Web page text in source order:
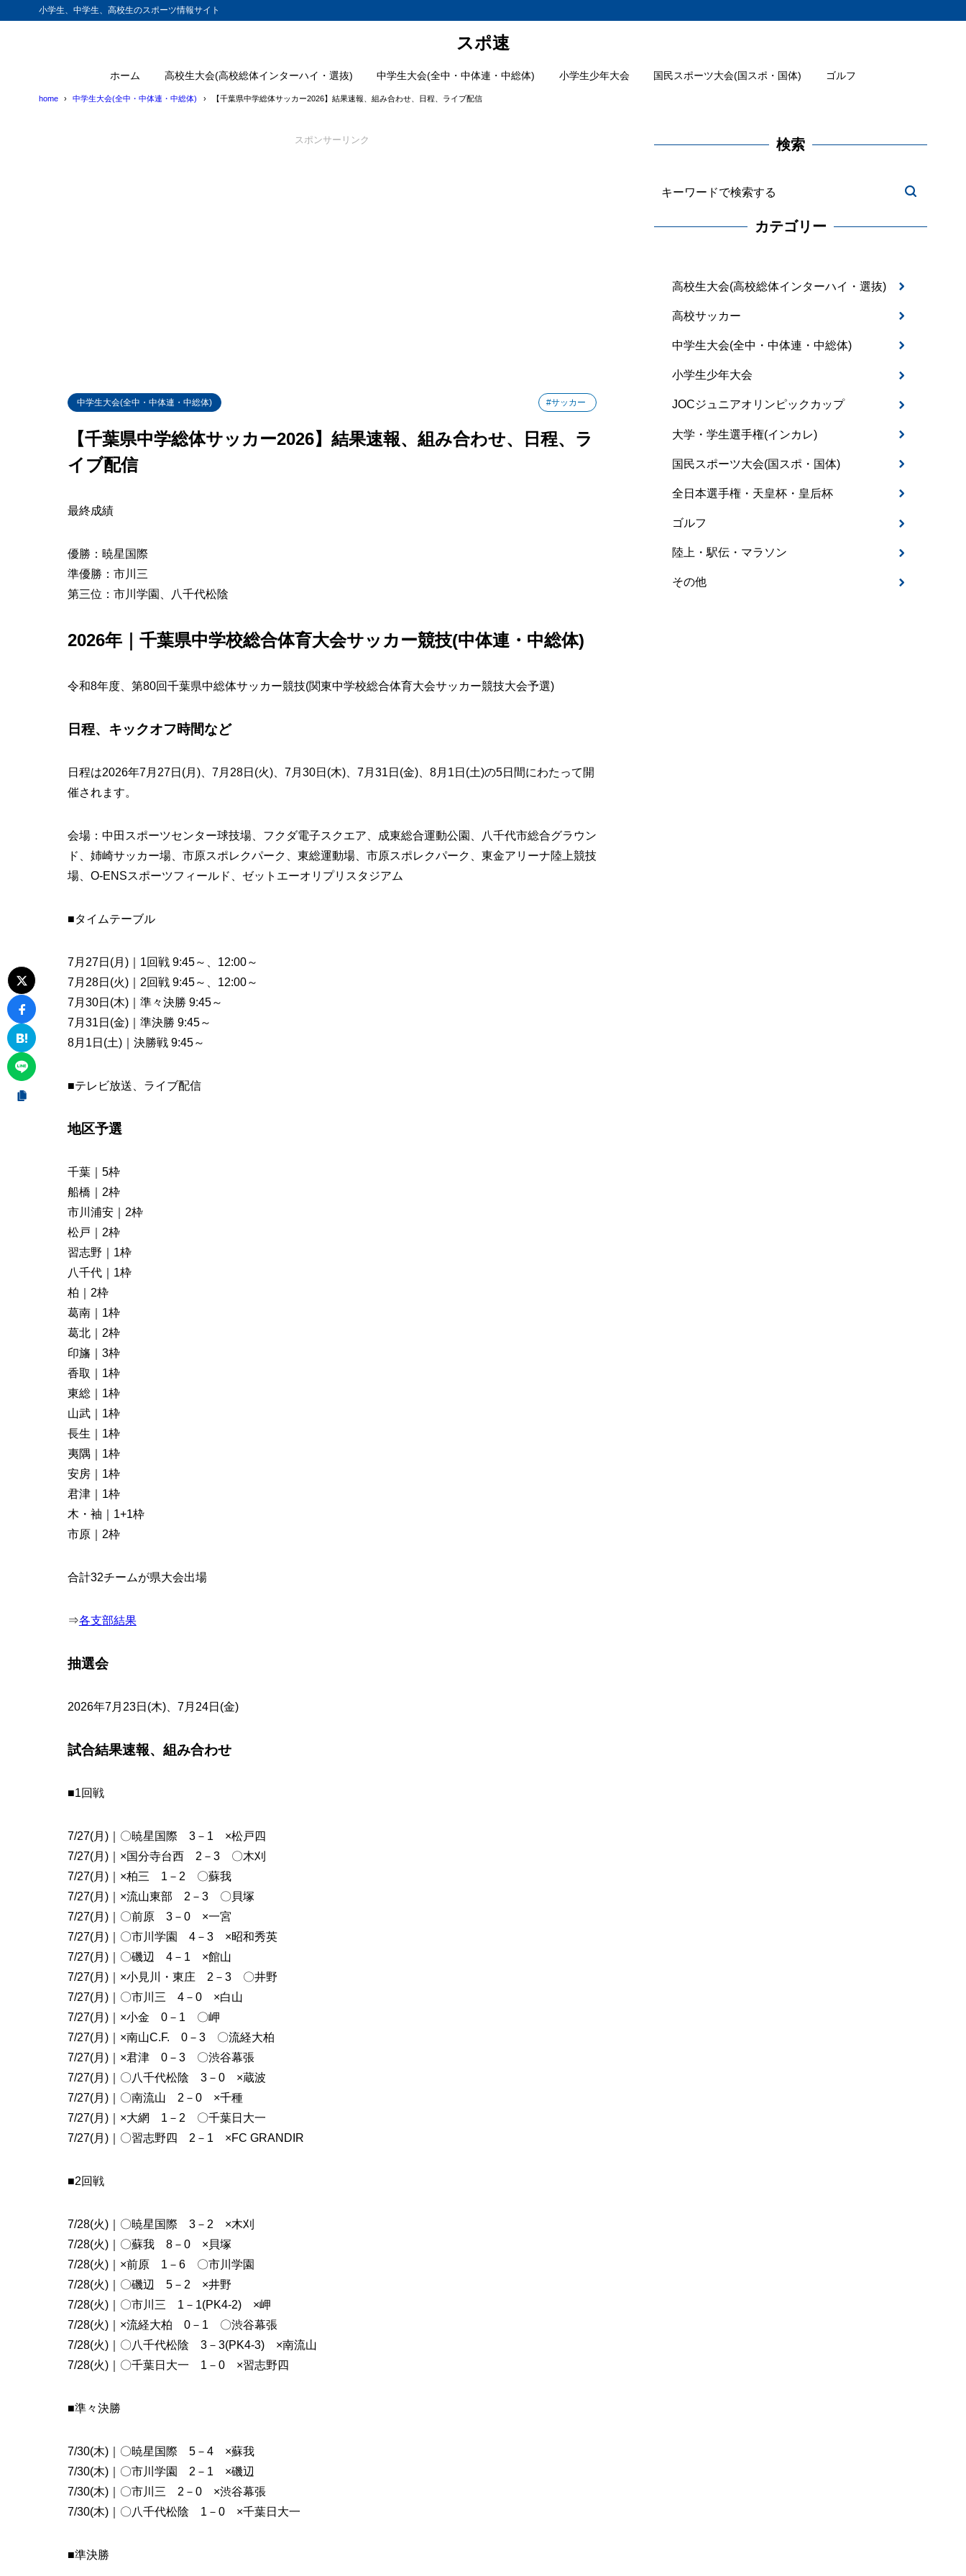
小学生、中学生、高校生のスポーツ情報サイト
スポ速
ホーム 高校生大会(高校総体インターハイ・選抜) 中学生大会(全中・中体連・中総体) 小学生少年大会 国民スポーツ大会(国スポ・国体) ゴルフ
home 中学生大会(全中・中体連・中総体) 【千葉県中学総体サッカー2026】結果速報、組み合わせ、日程、ライブ配信
スポンサーリンク
中学生大会(全中・中体連・中総体) #サッカー
【千葉県中学総体サッカー2026】結果速報、組み合わせ、日程、ラ
イブ配信
最終成績
優勝：暁星国際
準優勝：市川三
第三位：市川学園、八千代松陰
2026年｜千葉県中学校総合体育大会サッカー競技(中体連・中総体)
令和8年度、第80回千葉県中総体サッカー競技(関東中学校総合体育大会サッカー競技大会予選)
日程、キックオフ時間など
日程は2026年7月27日(月)、7月28日(火)、7月30日(木)、7月31日(金)、8月1日(土)の5日間にわたって開
催されます。
会場：中田スポーツセンター球技場、フクダ電子スクエア、成東総合運動公園、八千代市総合グラウン
ド、姉崎サッカー場、市原スポレクパーク、東総運動場、市原スポレクパーク、東金アリーナ陸上競技
場、O-ENSスポーツフィールド、ゼットエーオリプリスタジアム
■タイムテーブル
7月27日(月)｜1回戦 9:45～、12:00～
7月28日(火)｜2回戦 9:45～、12:00～
7月30日(木)｜準々決勝 9:45～
7月31日(金)｜準決勝 9:45～
8月1日(土)｜決勝戦 9:45～
■テレビ放送、ライブ配信
地区予選
千葉｜5枠
船橋｜2枠
市川浦安｜2枠
松戸｜2枠
習志野｜1枠
八千代｜1枠
柏｜2枠
葛南｜1枠
葛北｜2枠
印旛｜3枠
香取｜1枠
東総｜1枠
山武｜1枠
長生｜1枠
夷隅｜1枠
安房｜1枠
君津｜1枠
木・袖｜1+1枠
市原｜2枠
合計32チームが県大会出場
⇒各支部結果
抽選会
2026年7月23日(木)、7月24日(金)
試合結果速報、組み合わせ
■1回戦
7/27(月)｜〇暁星国際 3－1 ×松戸四
7/27(月)｜×国分寺台西 2－3 〇木刈
7/27(月)｜×柏三 1－2 〇蘇我
7/27(月)｜×流山東部 2－3 〇貝塚
7/27(月)｜〇前原 3－0 ×一宮
7/27(月)｜〇市川学園 4－3 ×昭和秀英
7/27(月)｜〇磯辺 4－1 ×館山
7/27(月)｜×小見川・東庄 2－3 〇井野
7/27(月)｜〇市川三 4－0 ×白山
7/27(月)｜×小金 0－1 〇岬
7/27(月)｜×南山C.F. 0－3 〇流経大柏
7/27(月)｜×君津 0－3 〇渋谷幕張
7/27(月)｜〇八千代松陰 3－0 ×蔵波
7/27(月)｜〇南流山 2－0 ×千種
7/27(月)｜×大網 1－2 〇千葉日大一
7/27(月)｜〇習志野四 2－1 ×FC GRANDIR
■2回戦
7/28(火)｜〇暁星国際 3－2 ×木刈
7/28(火)｜〇蘇我 8－0 ×貝塚
7/28(火)｜×前原 1－6 〇市川学園
7/28(火)｜〇磯辺 5－2 ×井野
7/28(火)｜〇市川三 1－1(PK4-2) ×岬
7/28(火)｜×流経大柏 0－1 〇渋谷幕張
7/28(火)｜〇八千代松陰 3－3(PK4-3) ×南流山
7/28(火)｜〇千葉日大一 1－0 ×習志野四
■準々決勝
7/30(木)｜〇暁星国際 5－4 ×蘇我
7/30(木)｜〇市川学園 2－1 ×磯辺
7/30(木)｜〇市川三 2－0 ×渋谷幕張
7/30(木)｜〇八千代松陰 1－0 ×千葉日大一
■準決勝
検索
カテゴリー
高校生大会(高校総体インターハイ・選抜)
高校サッカー
中学生大会(全中・中体連・中総体)
小学生少年大会
JOCジュニアオリンピックカップ
大学・学生選手権(インカレ)
国民スポーツ大会(国スポ・国体)
全日本選手権・天皇杯・皇后杯
ゴルフ
陸上・駅伝・マラソン
その他